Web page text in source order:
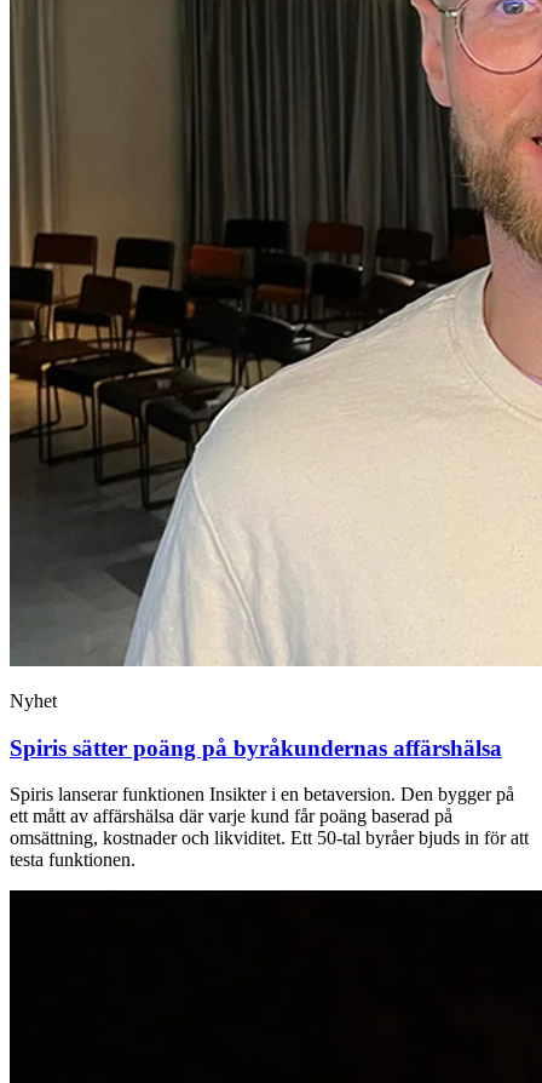
Nyhet
Spiris sätter poäng på byråkundernas affärshälsa
Spiris lanserar funktionen Insikter i en betaversion. Den bygger på
ett mått av affärshälsa där varje kund får poäng baserad på
omsättning, kostnader och likviditet. Ett 50‑tal byråer bjuds in för att
testa funktionen.